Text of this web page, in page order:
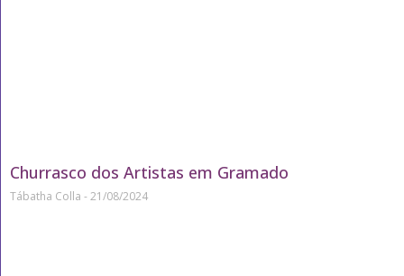
Churrasco dos Artistas em Gramado
Tábatha Colla 21/08/2024